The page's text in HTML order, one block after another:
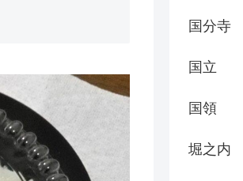
国分寺
国立
国領
堀之内